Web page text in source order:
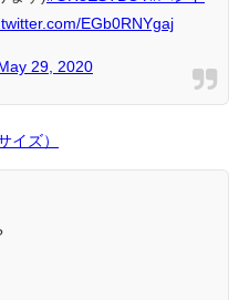
EGb0RNYgaj
May 29, 2020
イズ）